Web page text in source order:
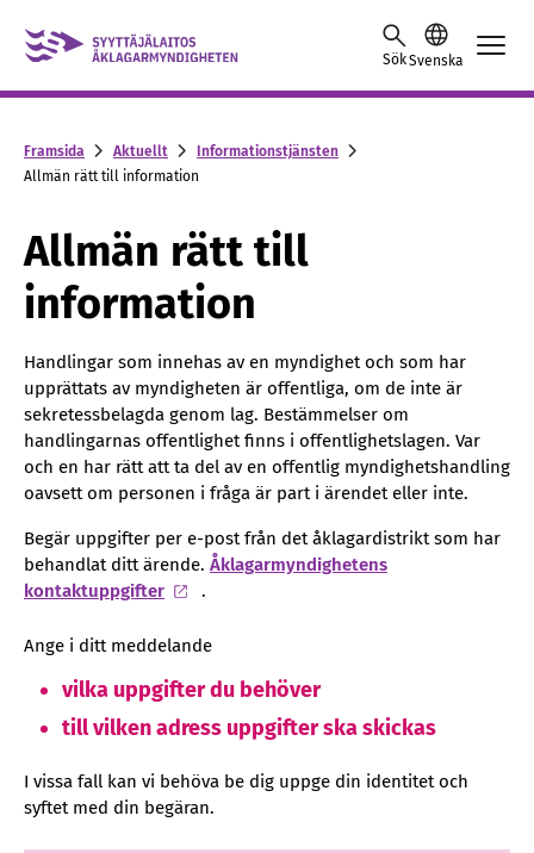
Skip to content -saavutettavuusohje
SökSvenska
Framsida Aktuellt
Informationstjänsten
Allmän rätt till information
Allmän rätt till
information
Handlingar som innehas av en myndighet och som har
upprättats av myndigheten är offentliga, om de inte är
sekretessbelagda genom lag. Bestämmelser om
handlingarnas offentlighet finns i offentlighetslagen. Var
och en har rätt att ta del av en offentlig myndighetshandling
oavsett om personen i fråga är part i ärendet eller inte.
Begär uppgifter per e-post från det åklagardistrikt som har
behandlat ditt ärende. Åklagarmyndighetens
kontaktuppgifter
.
Ange i ditt meddelande
vilka uppgifter du behöver
till vilken adress uppgifter ska skickas
I vissa fall kan vi behöva be dig uppge din identitet och
syftet med din begäran.